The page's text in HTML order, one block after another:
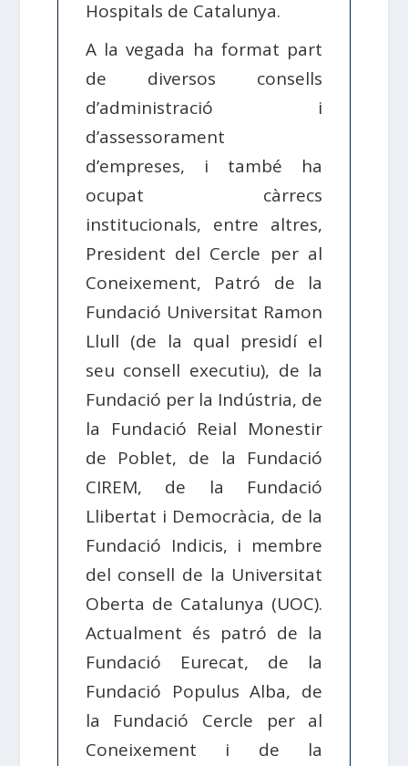
Hospitals de Catalunya.
A la vegada ha format part
de diversos consells
d’administració i
d’assessorament
d’empreses, i també ha
ocupat càrrecs
institucionals, entre altres,
President del Cercle per al
Coneixement, Patró de la
Fundació Universitat Ramon
Llull (de la qual presidí el
seu consell executiu), de la
Fundació per la Indústria, de
la Fundació Reial Monestir
de Poblet, de la Fundació
CIREM, de la Fundació
Llibertat i Democràcia, de la
Fundació Indicis, i membre
del consell de la Universitat
Oberta de Catalunya (UOC).
Actualment és patró de la
Fundació Eurecat, de la
Fundació Populus Alba, de
la Fundació Cercle per al
Coneixement i de la